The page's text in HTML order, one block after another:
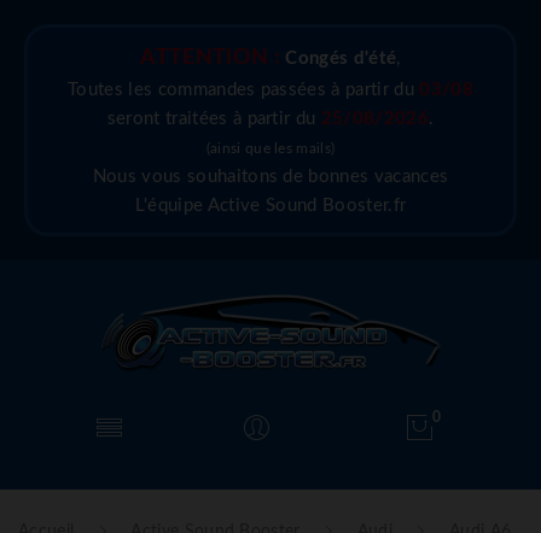
ATTENTION : Congés d'été,
Toutes les commandes passées à partir du 03/08
seront traitées à partir du 25/08/2026.
(ainsi que les mails)
Nous vous souhaitons de bonnes vacances
L'équipe Active Sound Booster.fr
0